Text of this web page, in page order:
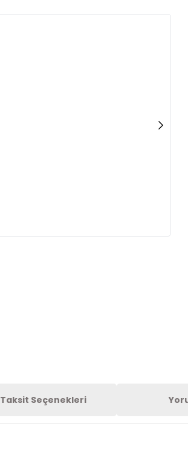
Taksit Seçenekleri